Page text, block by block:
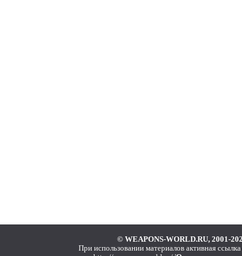
© WEAPONS-WORLD.RU, 2001-
При использовании материалов активная ссылка